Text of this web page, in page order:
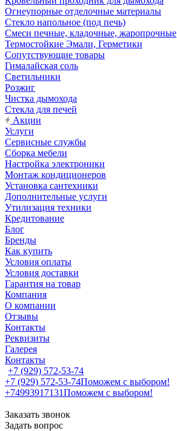
Огнеупорные отделочные материалы
Стекло напольное (под печь)
Смеси печные, кладочные, жаропрочные
Термостойкие Эмали, Герметики
Сопутствующие товары
Гималайская соль
Светильники
Розжиг
Чистка дымохода
Стекла для печей
Акции
Услуги
Сервисные службы
Сборка мебели
Настройка электроники
Монтаж кондиционеров
Установка сантехники
Дополнительные услуги
Утилизация техники
Кредитование
Блог
Бренды
Как купить
Условия оплаты
Условия доставки
Гарантия на товар
Компания
О компании
Отзывы
Контакты
Реквизиты
Галерея
Контакты
+7 (929) 572-53-74
+7 (929) 572-53-74Поможем с выбором!
+74993917131Поможем с выбором!
Заказать звонок
Задать вопрос